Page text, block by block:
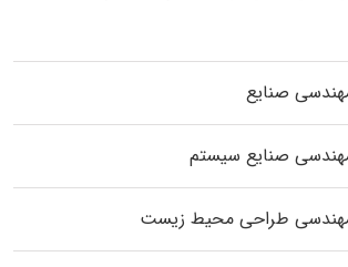
صنایع
صنایع سیستم
طراحی محیط زیست